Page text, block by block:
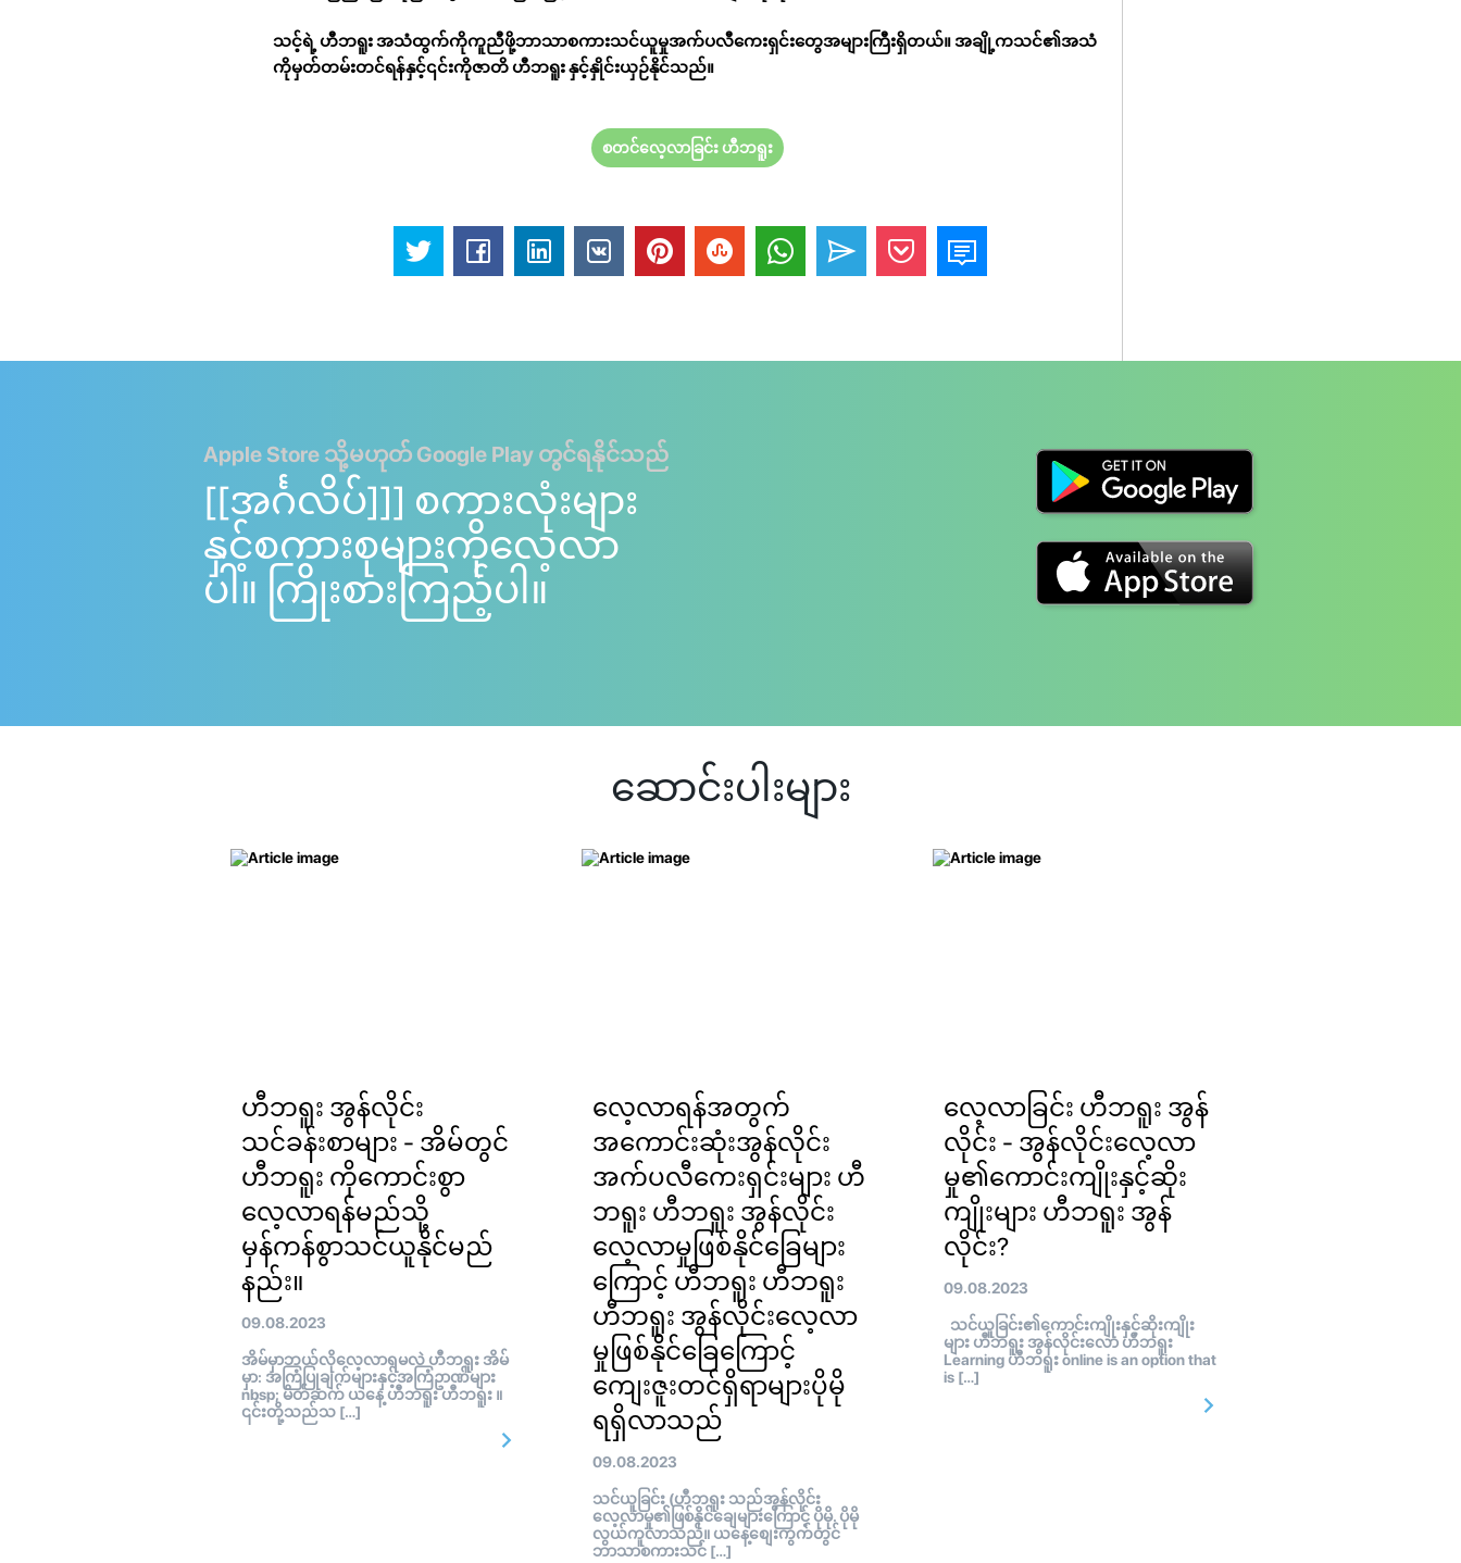
သင့်ရဲ့ ဟီဘရူး အသံထွက်ကိုကူညီဖို့ဘာသာစကားသင်ယူမှုအက်ပလီကေးရှင်းတွေအများကြီးရှိတယ်။ အချို့ကသင်၏အသံ
ကိုမှတ်တမ်းတင်ရန်နှင့်၎င်းကိုဇာတိ ဟီဘရူး နှင့်နှိုင်းယှဉ်နိုင်သည်။
စတင်လေ့လာခြင်း ဟီဘရူး
Apple Store သို့မဟုတ် Google Play တွင်ရနိုင်သည်
[[အင်္ဂလိပ်]]] စကားလုံးများ
နှင့်စကားစုများကိုလေ့လာ
ပါ။ ကြိုးစားကြည့်ပါ။
ဆောင်းပါးများ
ဟီဘရူး အွန်လိုင်း
သင်ခန်းစာများ - အိမ်တွင်
ဟီဘရူး ကိုကောင်းစွာ
လေ့လာရန်မည်သို့
မှန်ကန်စွာသင်ယူနိုင်မည်
နည်း။
09.08.2023
အိမ်မှာဘယ်လိုလေ့လာရမလဲ ဟီဘရူး အိမ်
မှာ: အကြံပြုချက်များနှင့်အကြံဥာဏ်များ
nbsp; မိတ်ဆက် ယနေ့ ဟီဘရူး ဟီဘရူး ။
၎င်းတို့သည်သ […]
လေ့လာရန်အတွက်
အကောင်းဆုံးအွန်လိုင်း
အက်ပလီကေးရှင်းများ ဟီ
ဘရူး ဟီဘရူး အွန်လိုင်း
လေ့လာမှုဖြစ်နိုင်ခြေများ
ကြောင့် ဟီဘရူး ဟီဘရူး
ဟီဘရူး အွန်လိုင်းလေ့လာ
မှုဖြစ်နိုင်ခြေကြောင့်
ကျေးဇူးတင်ရှိရာများပိုမို
ရရှိလာသည်
09.08.2023
သင်ယူခြင်း (ဟီဘရူး သည်အွန်လိုင်း
လေ့လာမှု၏ဖြစ်နိုင်ချေများကြောင့် ပိုမို. ပိုမို
လွယ်ကူလာသည်။ ယနေ့စျေးကွက်တွင်
ဘာသာစကားသင် […]
လေ့လာခြင်း ဟီဘရူး အွန်
လိုင်း - အွန်လိုင်းလေ့လာ
မှု၏ကောင်းကျိုးနှင့်ဆိုး
ကျိုးများ ဟီဘရူး အွန်
လိုင်း?
09.08.2023
သင်ယူခြင်း၏ကောင်းကျိုးနှင့်ဆိုးကျိုး
များ ဟီဘရူး အွန်လိုင်းလော ဟီဘရူး
Learning ဟီဘရူး online is an option that
is […]